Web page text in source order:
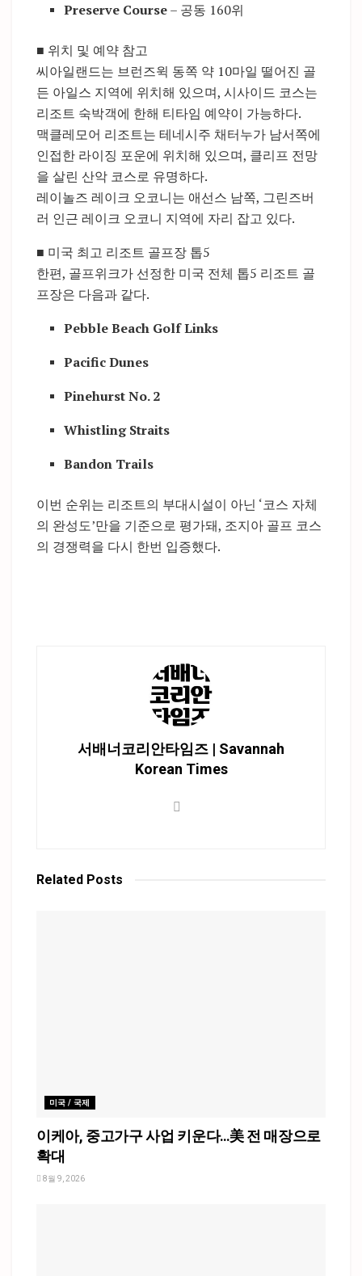
Preserve Course– 공동 160위
■ 위치 및 예약 참고
씨아일랜드는 브런즈윅 동쪽 약 10마일 떨어진 골
든 아일스 지역에 위치해 있으며, 시사이드 코스는
리조트 숙박객에 한해 티타임 예약이 가능하다.
맥클레모어 리조트는 테네시주 채터누가 남서쪽에
인접한 라이징 포운에 위치해 있으며, 클리프 전망
을 살린 산악 코스로 유명하다.
레이놀즈 레이크 오코니는 애선스 남쪽, 그린즈버
러 인근 레이크 오코니 지역에 자리 잡고 있다.
■ 미국 최고 리조트 골프장 톱5
한편, 골프위크가 선정한 미국 전체 톱5 리조트 골
프장은 다음과 같다.
Pebble Beach Golf Links
Pacific Dunes
Pinehurst No. 2
Whistling Straits
Bandon Trails
이번 순위는 리조트의 부대시설이 아닌 ‘코스 자체
의 완성도’만을 기준으로 평가돼, 조지아 골프 코스
의 경쟁력을 다시 한번 입증했다.
서배너코리안타임즈 | Savannah
Korean Times
Related Posts
미국 / 국제
이케아, 중고가구 사업 키운다…美 전 매장으로
확대
8월 9, 2026